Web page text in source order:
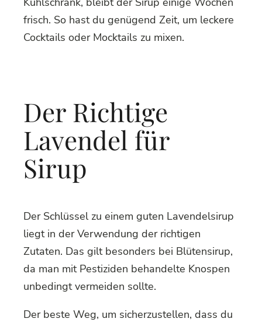
frisch. So hast du genügend Zeit, um leckere
Cocktails oder Mocktails zu mixen.
Der Richtige
Lavendel für
Sirup
Der Schlüssel zu einem guten Lavendelsirup
liegt in der Verwendung der richtigen
Zutaten. Das gilt besonders bei Blütensirup,
da man mit Pestiziden behandelte Knospen
unbedingt vermeiden sollte.
Der beste Weg, um sicherzustellen, dass du